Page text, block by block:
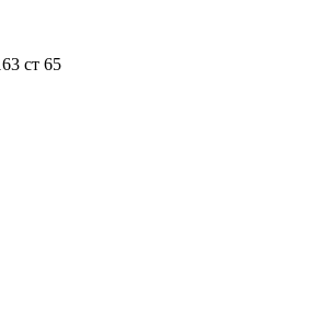
ст 65